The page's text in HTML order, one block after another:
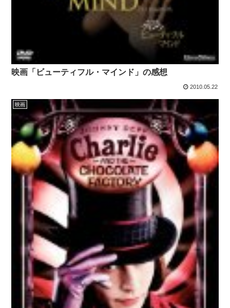
映画「ビューティフル・マインド」の感想
2010.05.22
映画